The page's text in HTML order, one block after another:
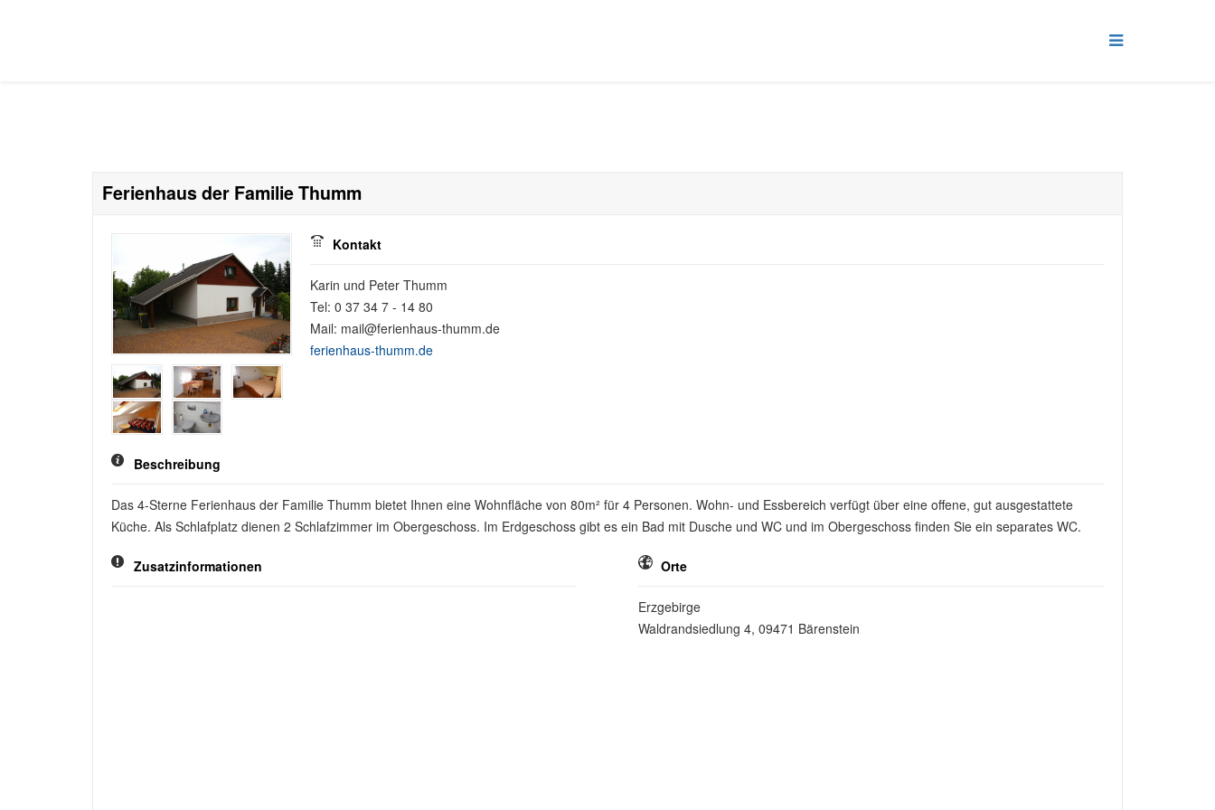
Ferienhaus der Familie Thumm
Kontakt
Karin und Peter Thumm
Tel: 0 37 34 7 - 14 80
Mail: mail@ferienhaus-thumm.de
ferienhaus-thumm.de
Beschreibung
Das 4-Sterne Ferienhaus der Familie Thumm bietet Ihnen eine Wohnfläche von 80m² für 4 Personen. Wohn- und Essbereich verfügt über eine offene, gut ausgestattete
Küche. Als Schlafplatz dienen 2 Schlafzimmer im Obergeschoss. Im Erdgeschoss gibt es ein Bad mit Dusche und WC und im Obergeschoss finden Sie ein separates WC.
Zusatzinformationen Orte
Erzgebirge
Waldrandsiedlung 4, 09471 Bärenstein